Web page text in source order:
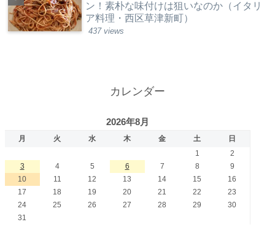
ン！素朴な味付けは狙いなのか（イタリ
ア料理・西区草津新町）
437 views
カレンダー
2026年8月
月 火 水 木 金 土
日
1
2
3
4 5 6 7 8
9
10
11 12 13 14 15
16
17
18 19 20 21 22
23
24
25 26 27 28 29
30
31